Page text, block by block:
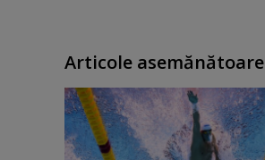
Articole asemănătoare